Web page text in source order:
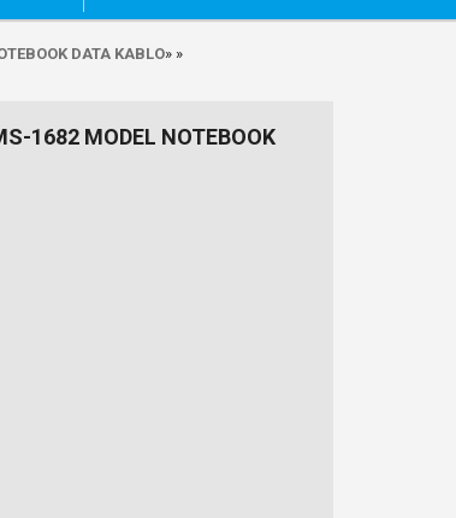
» »
DATA KABLO
1682 MODEL NOTEBOOK